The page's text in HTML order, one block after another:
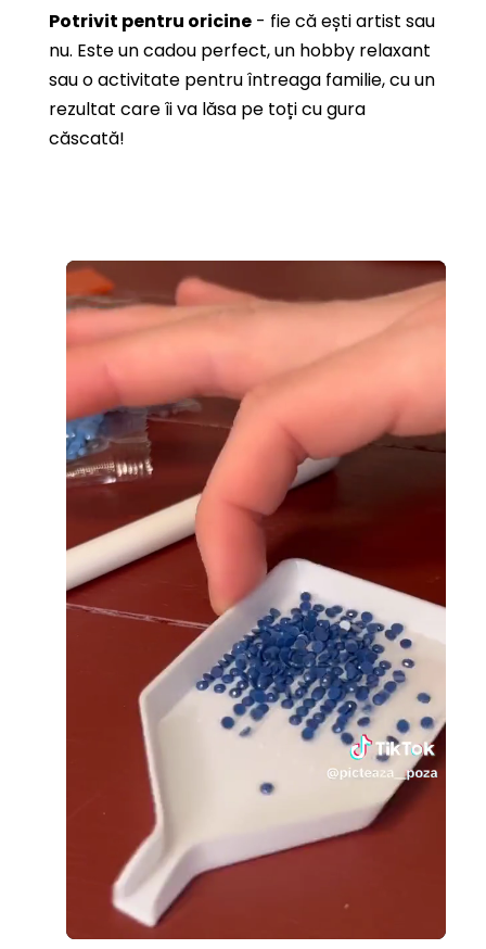
Potrivit pentru oricine - fie că ești artist sau
nu. Este un cadou perfect, un hobby relaxant
sau o activitate pentru întreaga familie, cu un
rezultat care îi va lăsa pe toți cu gura
căscată!
Unmute
100.00%